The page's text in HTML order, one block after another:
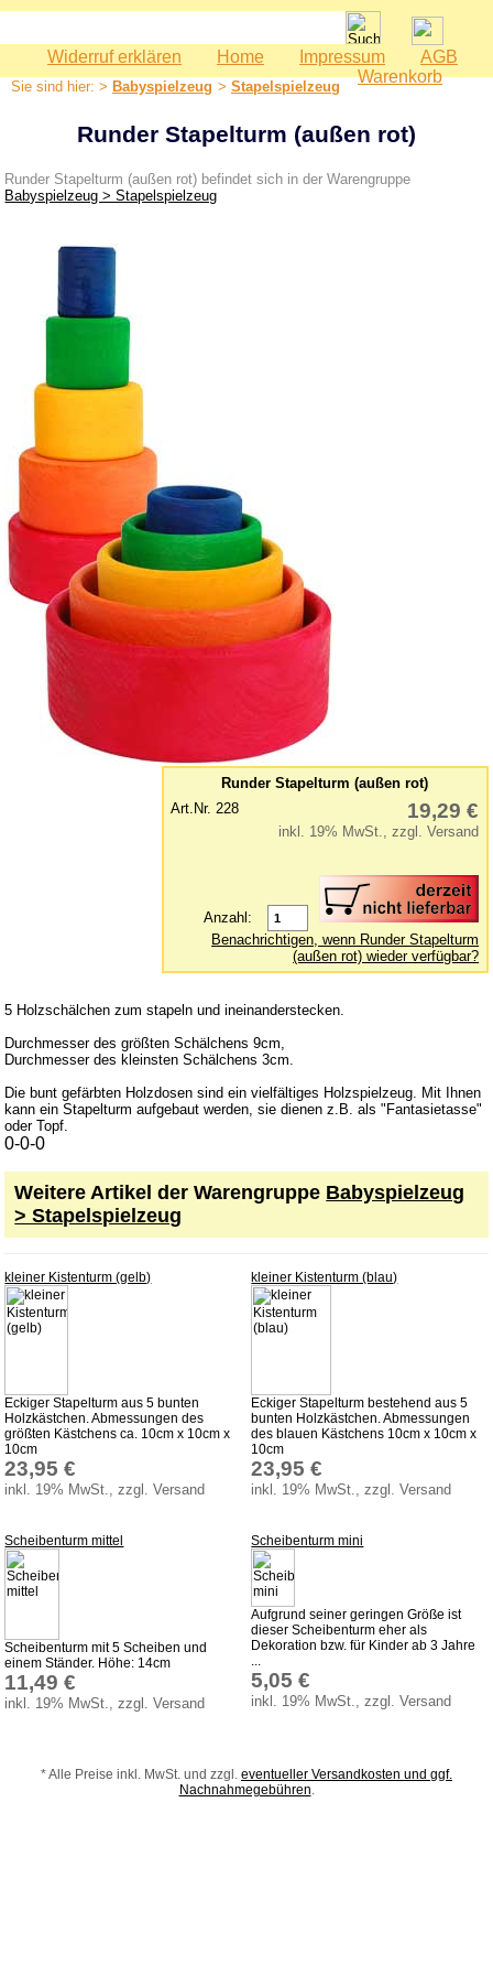
Widerruf erklären Home Impressum
AGB
Warenkorb
Sie sind hier: > Babyspielzeug > Stapelspielzeug
Spielwaren
Babyspielzeug
Greiflinge
Wagenketten
Bauernhof
Bausteine
Geburtstag
Kaspertheater
Kaufmannsladen
Kinderküche
Kinderzimmer - Accessoires
Kinderwerkzeuge
Klettermax & Hampelmann
Laufräder
Murmelbahn
Puppen und Puppenmöbel
Spielend kreativ
Spielzeug für draußen
Spielzeugautos
Spielzeugboote
Spielzeugtiere
Zaubertricks
Service
Versandkosten
Download
Suchfunktion
Runder Stapelturm (außen rot)
Runder Stapelturm (außen rot) befindet sich in der Warengruppe
Babyspielzeug > Stapelspielzeug
Runder Stapelturm (außen rot)
Art.Nr. 228
19,29 €
inkl. 19% MwSt., zzgl. Versand
Anzahl:
Benachrichtigen, wenn Runder Stapelturm
(außen rot) wieder verfügbar?
5 Holzschälchen zum stapeln und ineinanderstecken.
Durchmesser des größten Schälchens 9cm,
Durchmesser des kleinsten Schälchens 3cm.
Die bunt gefärbten Holzdosen sind ein vielfältiges Holzspielzeug. Mit Ihnen
kann ein Stapelturm aufgebaut werden, sie dienen z.B. als "Fantasietasse"
oder Topf.
0-0-0
Weitere Artikel der Warengruppe Babyspielzeug
> Stapelspielzeug
kleiner Kistenturm (gelb)
Eckiger Stapelturm aus 5 bunten
Holzkästchen. Abmessungen des
größten Kästchens ca. 10cm x 10cm x
10cm
23,95 €
inkl. 19% MwSt., zzgl. Versand
kleiner Kistenturm (blau)
Eckiger Stapelturm bestehend aus 5
bunten Holzkästchen. Abmessungen
des blauen Kästchens 10cm x 10cm x
10cm
23,95 €
inkl. 19% MwSt., zzgl. Versand
Scheibenturm mittel
Scheibenturm mit 5 Scheiben und
einem Ständer. Höhe: 14cm
11,49 €
inkl. 19% MwSt., zzgl. Versand
Scheibenturm mini
Aufgrund seiner geringen Größe ist
dieser Scheibenturm eher als
Dekoration bzw. für Kinder ab 3 Jahre
5,05 €
inkl. 19% MwSt., zzgl. Versand
* Alle Preise inkl. MwSt. und zzgl. eventueller Versandkosten und ggf.
Nachnahmegebühren